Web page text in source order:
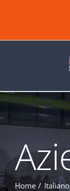
Home Italiano